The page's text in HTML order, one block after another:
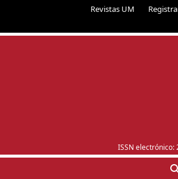
Revistas UM
ISSN electrónico: